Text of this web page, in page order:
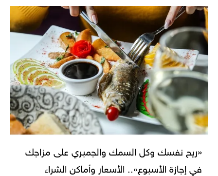
«ريح نفسك وكل السمك والجمبري على مزاجك
في إجازة الأسبوع».. الأسعار وأماكن الشراء